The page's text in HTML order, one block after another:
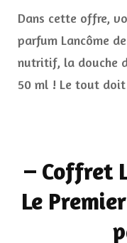
Dans cette offre,
parfum Lancôme
nutritif, la douche
50 ml ! Le tout
– Coffret
Le